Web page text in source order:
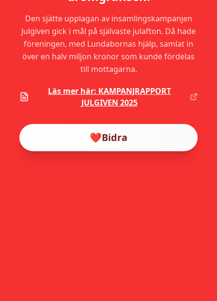
Den sjätte upplagan av insamlingskampanjen
Julgiven gick i mål på självaste julafton. Då hade
föreningen, med Lundabornas hjälp, samlat in
över en halv miljon kronor som kunde fördelas
till mottagarna.
Läs mer här: KAMPANJRAPPORT
JULGIVEN 2025
❤️Bidra